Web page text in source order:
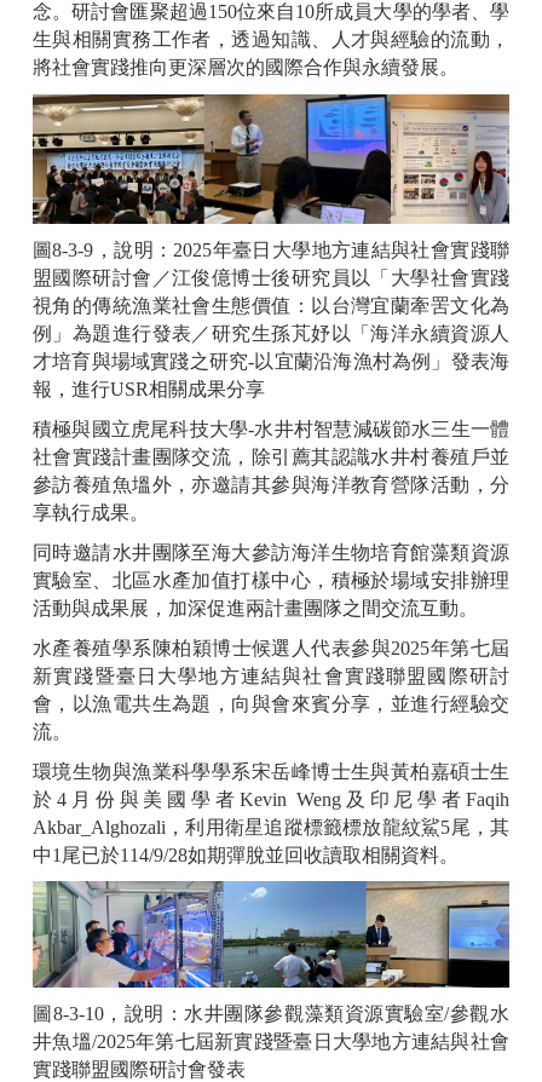
念。研討會匯聚超過150位來自10所成員大學的學者、學
生與相關實務工作者，透過知識、人才與經驗的流動，
將社會實踐推向更深層次的國際合作與永續發展。
圖8-3-9，說明：2025年臺日大學地方連結與社會實踐聯
盟國際研討會／江俊億博士後研究員以「大學社會實踐
視角的傳統漁業社會生態價值：以台灣宜蘭牽罟文化為
例」為題進行發表／研究生孫芃妤以「海洋永續資源人
才培育與場域實踐之研究-以宜蘭沿海漁村為例」發表海
報，進行USR相關成果分享
積極與國立虎尾科技大學-水井村智慧減碳節水三生一體
社會實踐計畫團隊交流，除引薦其認識水井村養殖戶並
參訪養殖魚塭外，亦邀請其參與海洋教育營隊活動，分
享執行成果。
同時邀請水井團隊至海大參訪海洋生物培育館藻類資源
實驗室、北區水產加值打樣中心，積極於場域安排辦理
活動與成果展，加深促進兩計畫團隊之間交流互動。
水產養殖學系陳柏穎博士候選人代表參與2025年第七屆
新實踐暨臺日大學地方連結與社會實踐聯盟國際研討
會，以漁電共生為題，向與會來賓分享，並進行經驗交
流。
環境生物與漁業科學學系宋岳峰博士生與黃柏嘉碩士生
於4月份與美國學者Kevin Weng及印尼學者Faqih
Akbar_Alghozali，利用衛星追蹤標籤標放龍紋鯊5尾，其
中1尾已於114/9/28如期彈脫並回收讀取相關資料。
圖8-3-10，說明：水井團隊參觀藻類資源實驗室/參觀水
井魚塭/2025年第七屆新實踐暨臺日大學地方連結與社會
實踐聯盟國際研討會發表